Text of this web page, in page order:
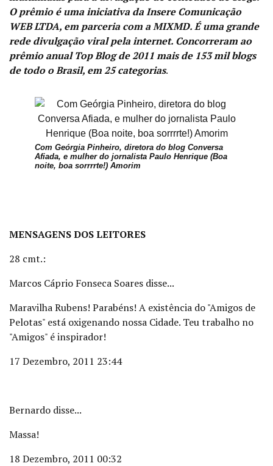
O prêmio é uma iniciativa da Insere Comunicação
WEB LTDA, em parceria com a MIXMD. É uma grande
rede divulgação viral pela internet. Concorreram ao
prêmio anual Top Blog de 2011 mais de 153 mil blogs
de todo o Brasil, em 25 categorias.
Com Geórgia Pinheiro, diretora do blog Conversa
Afiada, e mulher do jornalista Paulo Henrique (Boa
noite, boa sorrrrte!) Amorim
Com
Marcos
MENSAGENS DOS LEITORES
28 cmt.:
Marcos Cáprio Fonseca Soares disse...
Maravilha Rubens! Parabéns! A existência do "Amigos de
Pelotas" está oxigenando nossa Cidade. Teu trabalho no
"Amigos" é inspirador!
17 Dezembro, 2011 23:44
Bernardo disse...
Massa!
18 Dezembro, 2011 00:32